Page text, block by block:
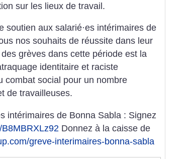
sur les lieux de travail.
soutien aux salarié·es intérimaires de
nos souhaits de réussite dans leur
grèves dans cette période est la
identitaire et raciste
combat social pour un nombre
de travailleuses.
intérimaires de Bonna Sabla : Signez
Donnez à la caisse de
greve-interimaires-bonna-sabla